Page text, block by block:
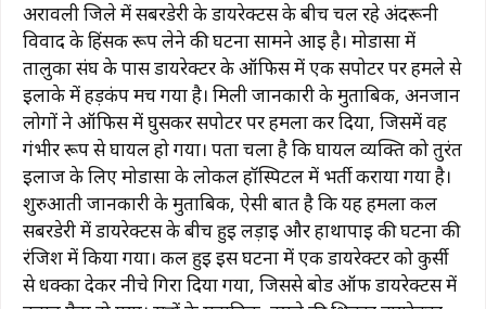
अरावली जिले में सबरडेरी के डायरेक्टर्स के बीच चल रहे अंदरूनी
विवाद के हिंसक रूप लेने की घटना सामने आई है। मोडासा में
तालुका संघ के पास डायरेक्टर के ऑफिस में एक सपोर्टर पर हमले से
इलाके में हड़कंप मच गया है। मिली जानकारी के मुताबिक, अनजान
लोगों ने ऑफिस में घुसकर सपोर्टर पर हमला कर दिया, जिसमें वह
गंभीर रूप से घायल हो गया। पता चला है कि घायल व्यक्ति को तुरंत
इलाज के लिए मोडासा के लोकल हॉस्पिटल में भर्ती कराया गया है।
शुरुआती जानकारी के मुताबिक, ऐसी बात है कि यह हमला कल
सबरडेरी में डायरेक्टर्स के बीच हुई लड़ाई और हाथापाई की घटना की
रंजिश में किया गया। कल हुई इस घटना में एक डायरेक्टर को कुर्सी
से धक्का देकर नीचे गिरा दिया गया, जिससे बोर्ड ऑफ डायरेक्टर्स में